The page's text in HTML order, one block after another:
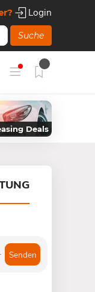
Login
Suche
Deals